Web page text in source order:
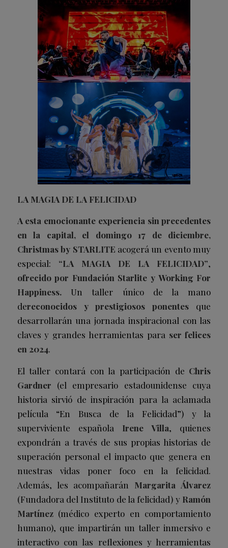
LA MAGIA DE LA FELICIDAD
A esta emocionante experiencia sin precedentes
en la capital, el domingo 17 de diciembre,
Christmas by STARLITE acogerá un evento muy
especial: “LA MAGIA DE LA FELICIDAD”,
ofrecido por Fundación Starlite y Working For
Happiness. Un taller único de la mano
dereconocidos y prestigiosos ponentes que
desarrollarán una jornada inspiracional con las
claves y grandes herramientas para ser felices
en 2024.
El taller contará con la participación de Chris
Gardner (el empresario estadounidense cuya
historia sirvió de inspiración para la aclamada
película “En Busca de la Felicidad”) y la
superviviente española Irene Villa, quienes
expondrán a través de sus propias historias de
superación personal el impacto que genera en
nuestras vidas poner foco en la felicidad.
Además, les acompañarán Margarita Álvarez
(Fundadora del Instituto de la felicidad) y Ramón
Martínez (médico experto en comportamiento
humano), que impartirán un taller inmersivo e
interactivo con las reflexiones y herramientas